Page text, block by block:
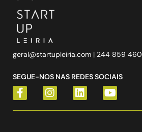
geral@startupleiria.com | 244 859 460
SEGUE-NOS NAS REDES SOCIAIS